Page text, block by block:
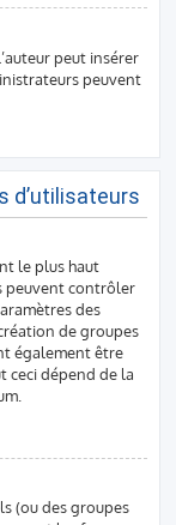
peut insérer
peuvent
d’utilisateurs
le plus haut
peuvent contrôler
des
de groupes
également être
ceci dépend de la
(ou des groupes